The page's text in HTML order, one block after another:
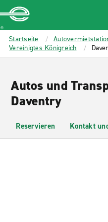
MAIN
CONTENT
Enterprise
Startseite
Vereinigtes Königreich
Autos und
Daventry
Reservieren Kontakt